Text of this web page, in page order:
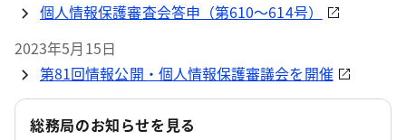
個人情報保護審査会答申（第610～614号）
2023年5月15日
第81回情報公開・個人情報保護審議会を開催
総務局のお知らせを見る